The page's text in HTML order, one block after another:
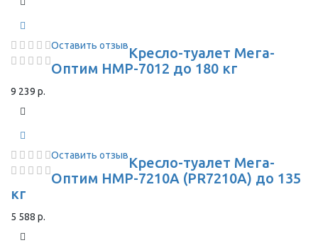
Оставить отзывКресло-туалет Мега-
Оптим HMP-7012 до 180 кг
9 239 р.
Оставить отзывКресло-туалет Мега-
Оптим HMP-7210A (PR7210A) до 135
кг
5 588 р.